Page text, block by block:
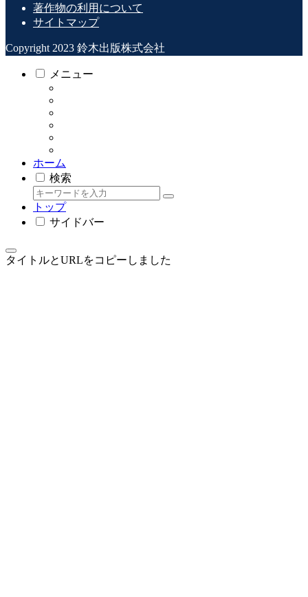
著作物の利用について
サイトマップ
Copyright 2023 鈴木出版株式会社
メニュー
ホーム
検索
トップ
サイドバー
タイトルとURLをコピーしました